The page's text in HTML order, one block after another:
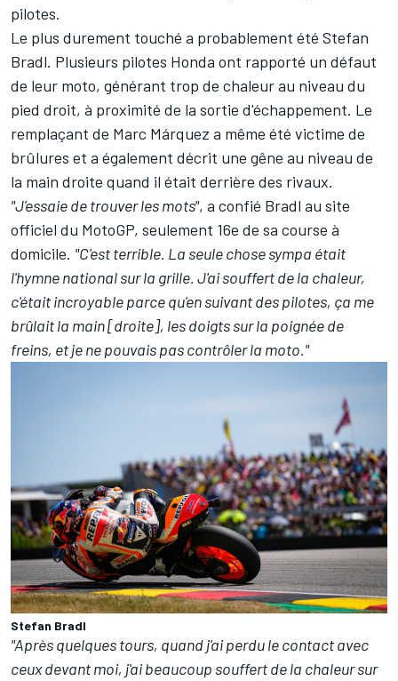
pilotes.
Le plus durement touché a probablement été Stefan
Bradl. Plusieurs pilotes Honda ont rapporté un défaut
de leur moto, générant trop de chaleur au niveau du
pied droit, à proximité de la sortie d'échappement. Le
remplaçant de Marc Márquez a même été victime de
brûlures et a également décrit une gêne au niveau de
la main droite quand il était derrière des rivaux.
"J'essaie de trouver les mots", a confié Bradl au site
officiel du MotoGP, seulement 16e de sa course à
domicile. "C'est terrible. La seule chose sympa était
l'hymne national sur la grille. J'ai souffert de la chaleur,
c'était incroyable parce qu'en suivant des pilotes, ça me
brûlait la main [droite], les doigts sur la poignée de
freins, et je ne pouvais pas contrôler la moto."
Stefan Bradl
"Après quelques tours, quand j'ai perdu le contact avec
ceux devant moi, j'ai beaucoup souffert de la chaleur sur